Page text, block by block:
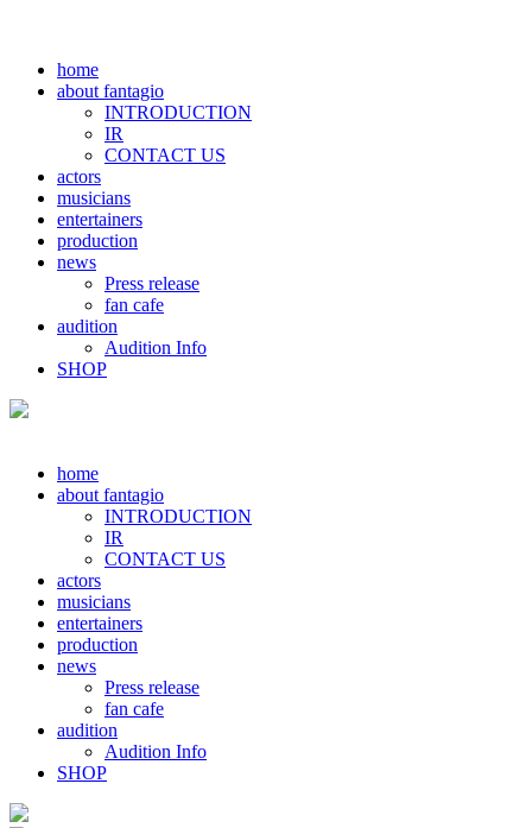
home
about fantagio
INTRODUCTION
IR
CONTACT US
actors
musicians
entertainers
production
news
Press release
fan cafe
audition
Audition Info
SHOP
home
about fantagio
INTRODUCTION
IR
CONTACT US
actors
musicians
entertainers
production
news
Press release
fan cafe
audition
Audition Info
SHOP